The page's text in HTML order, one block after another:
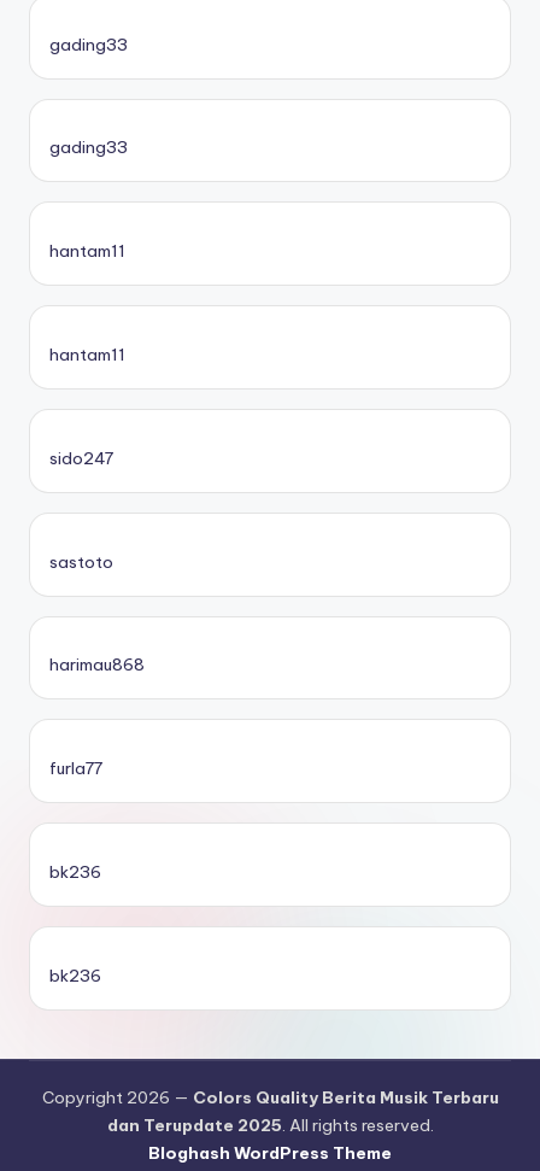
gading33
gading33
hantam11
hantam11
sido247
sastoto
harimau868
furla77
bk236
bk236
Copyright 2026 — Colors Quality Berita Musik Terbaru
dan Terupdate 2025. All rights reserved.
Bloghash WordPress Theme